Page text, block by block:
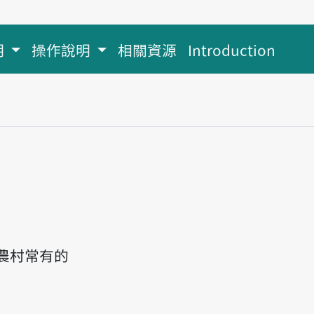
操作說明 相關資源 Introduction
村常有的